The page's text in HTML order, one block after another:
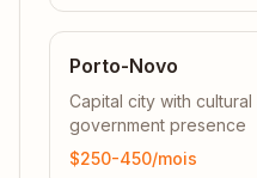
Porto-Novo
Capital city with
government presence
$250-450/mois